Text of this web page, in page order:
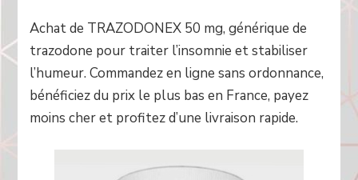
Achat de TRAZODONEX 50 mg, générique de
trazodone pour traiter l’insomnie et stabiliser
l’humeur. Commandez en ligne sans ordonnance,
bénéficiez du prix le plus bas en France, payez
moins cher et profitez d’une livraison rapide.